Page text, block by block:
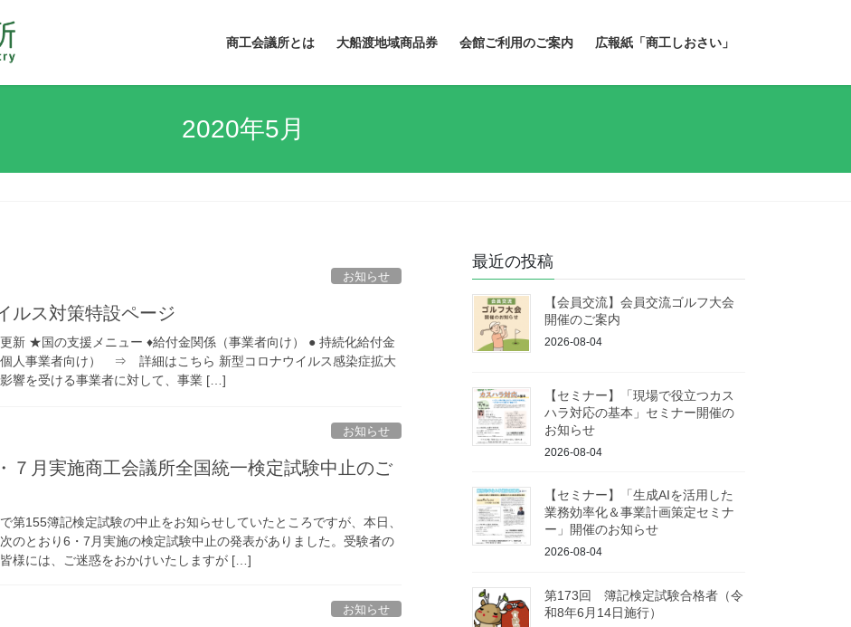
商工会議所とは 大船渡地域商品券 会館ご利用のご案内 広報紙「商工しおさい」
2020年5月
お知らせ
ルス対策特設ページ
新 ★国の支援メニュー ♦給付金関係（事業者向け） ● 持続化給付金
個人事業者向け） ⇒ 詳細はこちら 新型コロナウイルス感染症拡大
響を受ける事業者に対して、事業 […]
お知らせ
７月実施商工会議所全国統一検定試験中止のご
第155簿記検定試験の中止をお知らせしていたところですが、本日、
のとおり6・7月実施の検定試験中止の発表がありました。受験者の
様には、ご迷惑をおかけいたしますが […]
お知らせ
最近の投稿
【会員交流】会員交流ゴルフ大会
開催のご案内
2026-08-04
【セミナー】「現場で役立つカス
ハラ対応の基本」セミナー開催の
お知らせ
2026-08-04
【セミナー】「生成AIを活用した
業務効率化＆事業計画策定セミナ
ー」開催のお知らせ
2026-08-04
第173回 簿記検定試験合格者（令
和8年6月14日施行）